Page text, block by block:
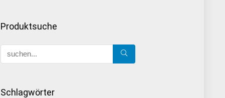
Produktsuche
Schlagwörter